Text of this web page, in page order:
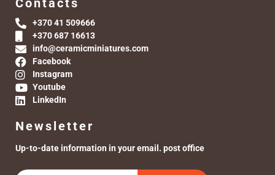
Contacts
+370 41 509666
+370 687 16613
info@ceramicminiatures.com
Facebook
Instagram
Youtube
LinkedIn
Newsletter
Up-to-date information in your email. post office